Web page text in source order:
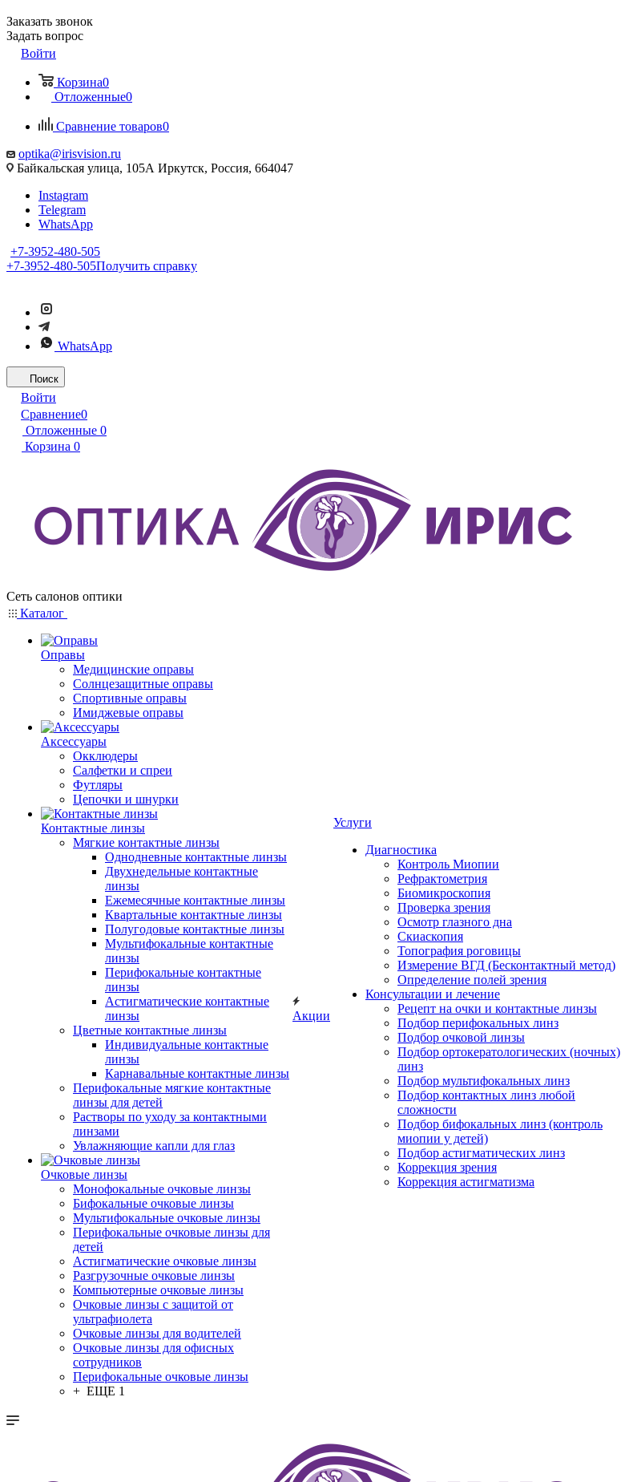
Заказать звонок
Задать вопрос
Войти
Корзина0
Отложенные0
Сравнение товаров0
optika@irisvision.ru
Байкальская улица, 105А Иркутск, Россия, 664047
Instagram
Telegram
WhatsApp
+7-3952-480-505
+7-3952-480-505Получить справку
WhatsApp
Поиск
Войти
Сравнение0
Отложенные 0
Корзина 0
Сеть салонов оптики
Каталог
Оправы
Медицинские оправы
Солнцезащитные оправы
Спортивные оправы
Имиджевые оправы
Аксессуары
Окклюдеры
Салфетки и спреи
Футляры
Цепочки и шнурки
Контактные линзы
Мягкие контактные линзы
Однодневные контактные линзы
Двухнедельные контактные
линзы
Ежемесячные контактные линзы
Квартальные контактные линзы
Полугодовые контактные линзы
Мультифокальные контактные
линзы
Перифокальные контактные
линзы
Астигматические контактные
линзы
Цветные контактные линзы
Индивидуальные контактные
линзы
Карнавальные контактные линзы
Перифокальные мягкие контактные
линзы для детей
Растворы по уходу за контактными
линзами
Увлажняющие капли для глаз
Очковые линзы
Монофокальные очковые линзы
Бифокальные очковые линзы
Мультифокальные очковые линзы
Перифокальные очковые линзы для
детей
Астигматические очковые линзы
Разгрузочные очковые линзы
Компьютерные очковые линзы
Очковые линзы с защитой от
ультрафиолета
Очковые линзы для водителей
Очковые линзы для офисных
сотрудников
Перифокальные очковые линзы
+ ЕЩЕ 1
Акции
Услуги
Диагностика
Контроль Миопии
Рефрактометрия
Биомикроскопия
Проверка зрения
Осмотр глазного дна
Скиаскопия
Топография роговицы
Измерение ВГД (Бесконтактный метод)
Определение полей зрения
Консультации и лечение
Рецепт на очки и контактные линзы
Подбор перифокальных линз
Подбор очковой линзы
Подбор ортокератологических (ночных)
линз
Подбор мультифокальных линз
Подбор контактных линз любой
сложности
Подбор бифокальных линз (контроль
миопии у детей)
Подбор астигматических линз
Коррекция зрения
Коррекция астигматизма